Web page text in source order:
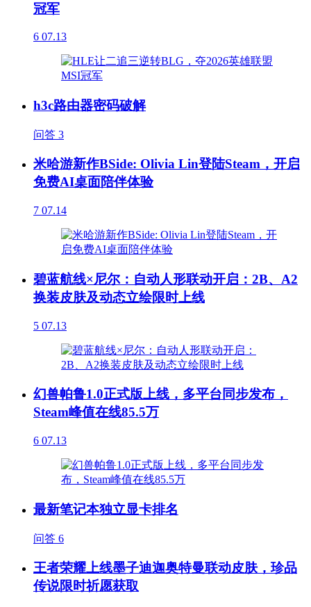
冠军
6 07.13
h3c路由器密码破解
问答 3
米哈游新作BSide: Olivia Lin登陆Steam，开启
免费AI桌面陪伴体验
7 07.14
碧蓝航线×尼尔：自动人形联动开启：2B、A2
换装皮肤及动态立绘限时上线
5 07.13
幻兽帕鲁1.0正式版上线，多平台同步发布，
Steam峰值在线85.5万
6 07.13
最新笔记本独立显卡排名
问答 6
王者荣耀上线墨子迪迦奥特曼联动皮肤，珍品
传说限时祈愿获取